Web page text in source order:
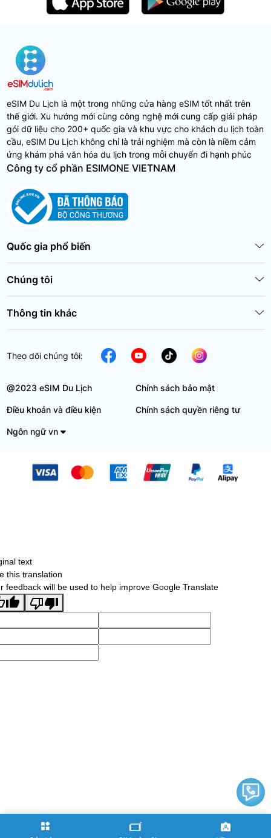
eSIM Du Lịch là một trong những cửa hàng eSIM tốt nhất trên
thế giới. Xu hướng mới cùng công nghệ mới cung cấp giải pháp
gói dữ liệu cho 200+ quốc gia và khu vực cho khách du lịch toàn
cầu, eSIM Du Lịch không chỉ là trải nghiệm mà còn là niềm cảm
ứng khám phá văn hóa du lịch trong mỗi chuyến đi hạnh phúc
Công ty cổ phần ESIMONE VIETNAM
Quốc gia phổ biến
Chúng tôi
Thông tin khác
Theo dõi chúng tôi:
@2023 eSIM Du Lịch Chính sách bảo mật
Điều khoản và điều kiện Chính sách quyền riêng tư
Ngôn ngữ vn
text
this translation
feedback will be used to help improve Google Translate